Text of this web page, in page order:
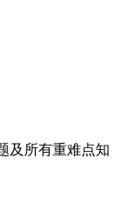
及所有重难点知